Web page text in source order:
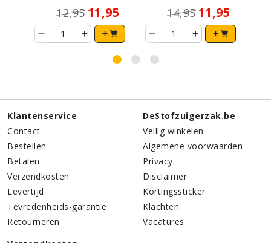
12,95 11,95 14,95 11,95
Klantenservice
Contact
Bestellen
Betalen
Verzendkosten
Levertijd
Tevredenheids-garantie
Retourneren
DeStofzuigerzak.be
Veilig winkelen
Algemene voorwaarden
Privacy
Disclaimer
Kortingssticker
Klachten
Vacatures